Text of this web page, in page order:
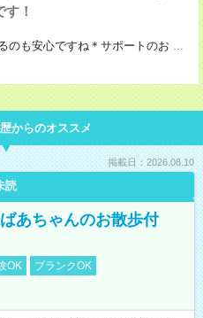
！
のも安心ですね＊サポートのお ...
からのオススメ
掲載日：2026.08.10
読
あちゃんのお散歩付
OK
ブランクOK